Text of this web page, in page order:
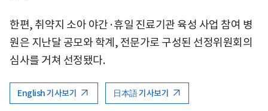
한편, 취약지 소아 야간·휴일 진료기관 육성 사업 참여 병
원은 지난달 공모와 학계, 전문가로 구성된 선정위원회의
심사를 거쳐 선정됐다.
English 기사보기 日本語 기사보기